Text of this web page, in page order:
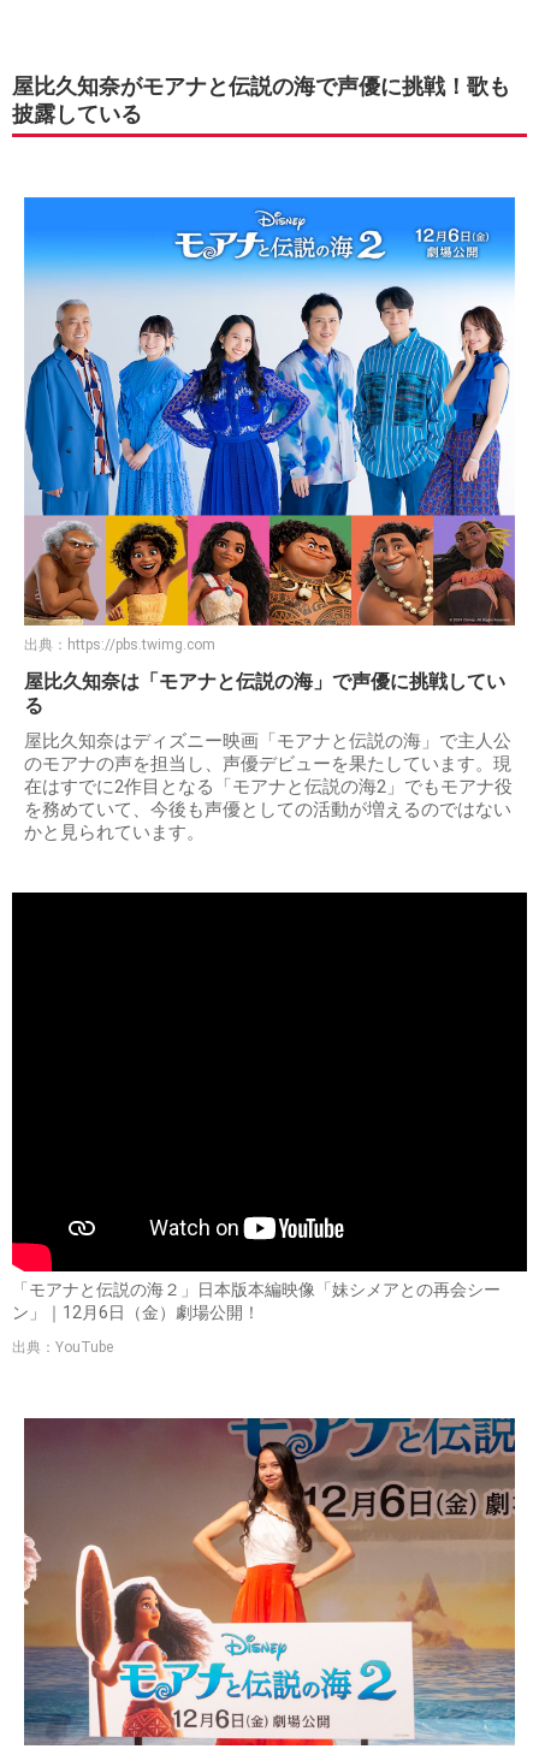
屋比久知奈がモアナと伝説の海で声優に挑戦！歌も
披露している
出典： https://pbs.twimg.com
屋比久知奈は「モアナと伝説の海」で声優に挑戦してい
る
屋比久知奈はディズニー映画「モアナと伝説の海」で主人公
のモアナの声を担当し、声優デビューを果たしています。現
在はすでに2作目となる「モアナと伝説の海2」でもモアナ役
を務めていて、今後も声優としての活動が増えるのではない
かと見られています。
「モアナと伝説の海２」日本版本編映像「妹シメアとの再会シー
ン」｜12月6日（金）劇場公開！
出典：YouTube